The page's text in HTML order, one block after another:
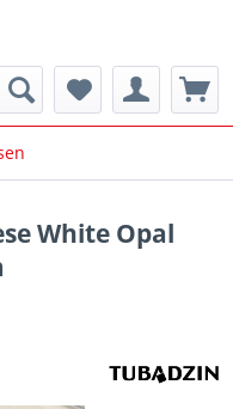
White Opal